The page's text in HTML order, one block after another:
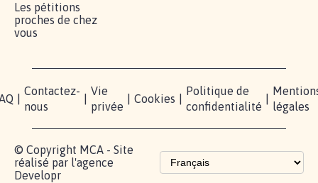
Les pétitions
proches de chez
vous
Contactez-
nous
Vie
privée
Cookies
Politique de
confidentialité
légales
© Copyright MCA - Site
réalisé par l'agence
Developr